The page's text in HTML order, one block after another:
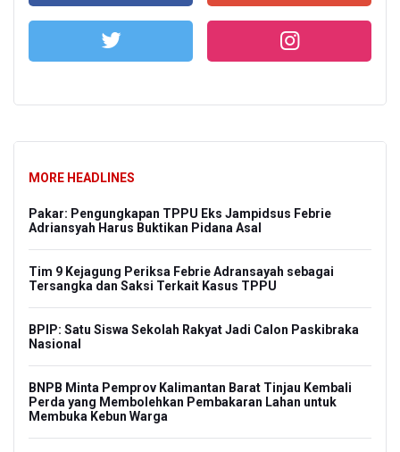
MORE HEADLINES
Pakar: Pengungkapan TPPU Eks Jampidsus Febrie
Adriansyah Harus Buktikan Pidana Asal
Tim 9 Kejagung Periksa Febrie Adransayah sebagai
Tersangka dan Saksi Terkait Kasus TPPU
BPIP: Satu Siswa Sekolah Rakyat Jadi Calon Paskibraka
Nasional
BNPB Minta Pemprov Kalimantan Barat Tinjau Kembali
Perda yang Membolehkan Pembakaran Lahan untuk
Membuka Kebun Warga